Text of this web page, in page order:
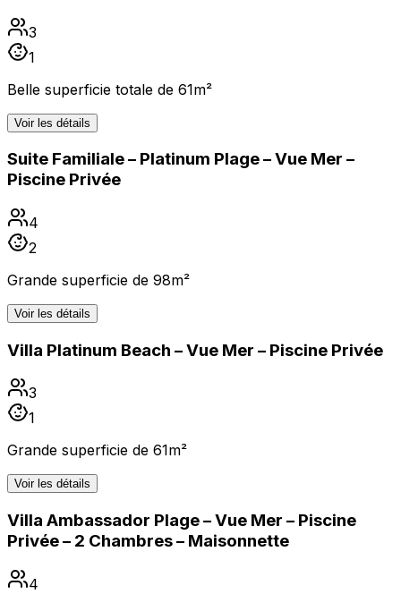
3
1
Belle superficie totale de 61m²
Voir les détails
Suite Familiale – Platinum Plage – Vue Mer –
Piscine Privée
4
2
Grande superficie de 98m²
Voir les détails
Villa Platinum Beach – Vue Mer – Piscine Privée
3
1
Grande superficie de 61m²
Voir les détails
Villa Ambassador Plage – Vue Mer – Piscine
Privée – 2 Chambres – Maisonnette
4